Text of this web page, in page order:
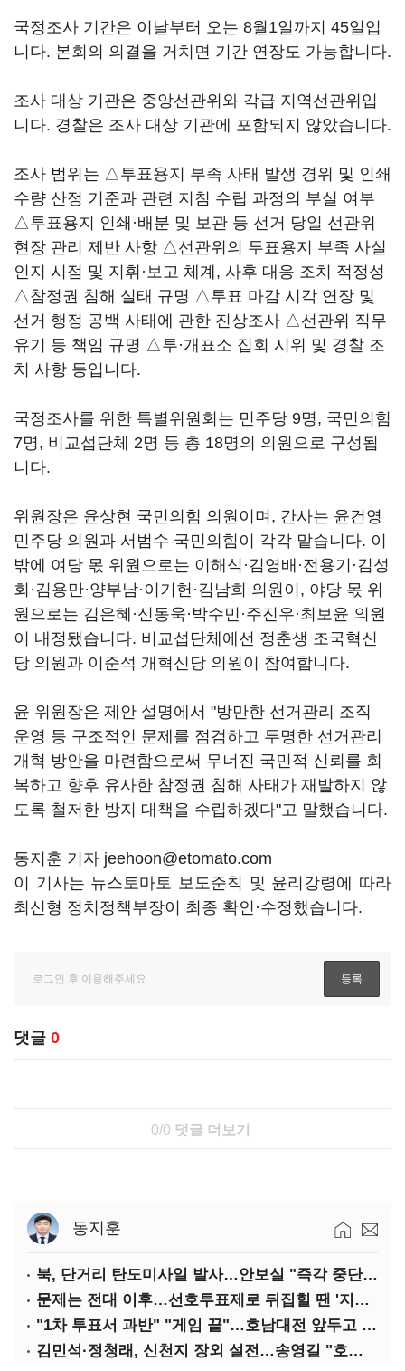
국정조사 기간은 이날부터 오는 8월1일까지 45일입
니다. 본회의 의결을 거치면 기간 연장도 가능합니다.
조사 대상 기관은 중앙선관위와 각급 지역선관위입
니다. 경찰은 조사 대상 기관에 포함되지 않았습니다.
조사 범위는 △투표용지 부족 사태 발생 경위 및 인쇄
수량 산정 기준과 관련 지침 수립 과정의 부실 여부
△투표용지 인쇄·배분 및 보관 등 선거 당일 선관위
현장 관리 제반 사항 △선관위의 투표용지 부족 사실
인지 시점 및 지휘·보고 체계, 사후 대응 조치 적정성
△참정권 침해 실태 규명 △투표 마감 시각 연장 및
선거 행정 공백 사태에 관한 진상조사 △선관위 직무
유기 등 책임 규명 △투·개표소 집회 시위 및 경찰 조
치 사항 등입니다.
국정조사를 위한 특별위원회는 민주당 9명, 국민의힘
7명, 비교섭단체 2명 등 총 18명의 의원으로 구성됩
니다.
위원장은 윤상현 국민의힘 의원이며, 간사는 윤건영
민주당 의원과 서범수 국민의힘이 각각 맡습니다. 이
밖에 여당 몫 위원으로는 이해식·김영배·전용기·김성
회·김용만·양부남·이기헌·김남희 의원이, 야당 몫 위
원으로는 김은혜·신동욱·박수민·주진우·최보윤 의원
이 내정됐습니다. 비교섭단체에선 정춘생 조국혁신
당 의원과 이준석 개혁신당 의원이 참여합니다.
윤 위원장은 제안 설명에서 "방만한 선거관리 조직
운영 등 구조적인 문제를 점검하고 투명한 선거관리
개혁 방안을 마련함으로써 무너진 국민적 신뢰를 회
복하고 향후 유사한 참정권 침해 사태가 재발하지 않
도록 철저한 방지 대책을 수립하겠다"고 말했습니다.
동지훈 기자 jeehoon@etomato.com
이 기사는 뉴스토마토 보도준칙 및 윤리강령에 따라
최신형 정치정책부장이 최종 확인·수정했습니다.
댓글 0
0/0 댓글 더보기
동지훈
북, 단거리 탄도미사일 발사…안보실 "즉각 중단 촉구"
문제는 전대 이후…선호투표제로 뒤집힐 땐 '지지층 불복'
"1차 투표서 과반" "게임 끝"…호남대전 앞두고 '충돌'
김민석·정청래, 신천지 장외 설전…송영길 "호남 계몽 규탄"